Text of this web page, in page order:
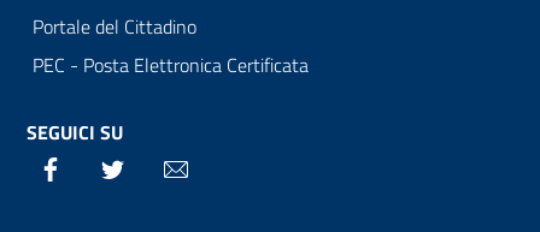
Portale del Cittadino
PEC - Posta Elettronica Certificata
SEGUICI SU
Facebook Twitter